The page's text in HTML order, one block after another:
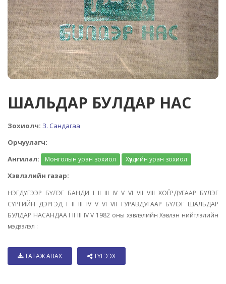
ШАЛЬДАР БУЛДАР НАС
Зохиолч: З. Сандагаа
Орчуулагч:
Ангилал:
Монголын уран зохиол Хүүхдийн уран зохиол
Хэвлэлийн газар:
НЭГДҮГЭЭР БҮЛЭГ БАНДИ I II III IV V VI VII VIII ХОЁРДУГААР БҮЛЭГ
СҮРГИЙН ДЭРГЭД I II III IV V VI VII ГУРАВДУГААР БҮЛЭГ ШАЛЬДАР
БУЛДАР НАСАНДАА I II III IV V 1982 оны хэвлэлийн Хэвлэн нийтлэлийн
мэдээлэл :
ТАТАЖ АВАХ ТҮГЭЭХ